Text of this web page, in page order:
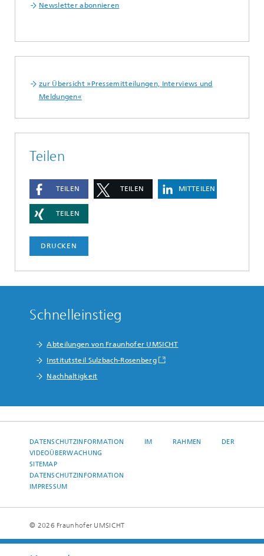
Newsletter abonnieren
zur Übersicht »Pressemitteilungen, Interviews und
Meldungen«
Teilen
TEILEN TEILEN MITTEILEN
TEILEN
DRUCKEN
Schnelleinstieg
Abteilungen von Fraunhofer UMSICHT
Institutsteil Sulzbach-Rosenberg
Nachhaltigkeit
DATENSCHUTZINFORMATION IM RAHMEN DER
VIDEOÜBERWACHUNG
SITEMAP
DATENSCHUTZINFORMATION
IMPRESSUM
© 2026 Fraunhofer UMSICHT